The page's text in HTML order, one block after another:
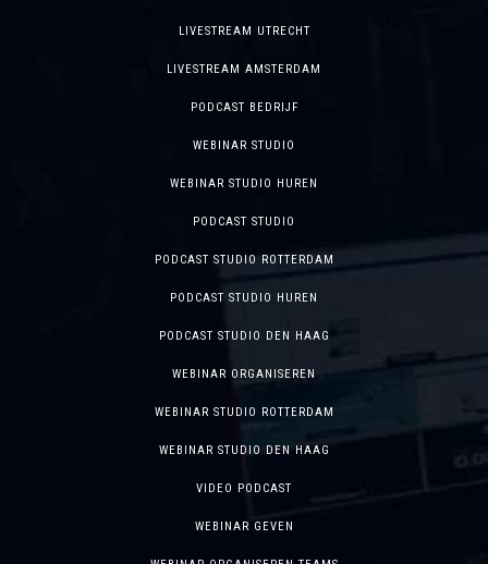
LIVESTREAM UTRECHT
LIVESTREAM AMSTERDAM
PODCAST BEDRIJF
WEBINAR STUDIO
WEBINAR STUDIO HUREN
PODCAST STUDIO
PODCAST STUDIO ROTTERDAM
PODCAST STUDIO HUREN
PODCAST STUDIO DEN HAAG
WEBINAR ORGANISEREN
WEBINAR STUDIO ROTTERDAM
WEBINAR STUDIO DEN HAAG
VIDEO PODCAST
WEBINAR GEVEN